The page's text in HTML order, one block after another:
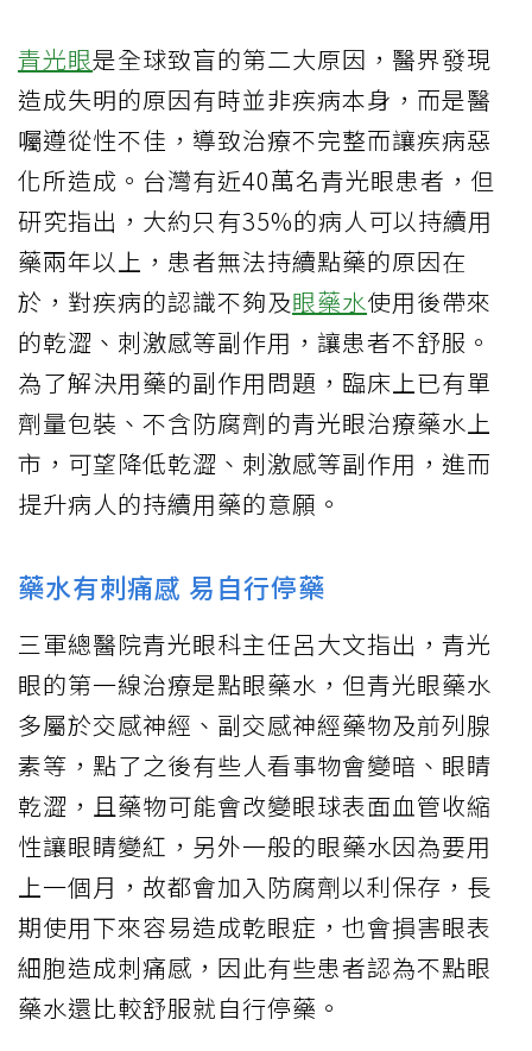
青光眼是全球致盲的第二大原因，醫界發現
造成失明的原因有時並非疾病本身，而是醫
囑遵從性不佳，導致治療不完整而讓疾病惡
化所造成。台灣有近40萬名青光眼患者，但
研究指出，大約只有35%的病人可以持續用
藥兩年以上，患者無法持續點藥的原因在
於，對疾病的認識不夠及眼藥水使用後帶來
的乾澀、刺激感等副作用，讓患者不舒服。
為了解決用藥的副作用問題，臨床上已有單
劑量包裝、不含防腐劑的青光眼治療藥水上
市，可望降低乾澀、刺激感等副作用，進而
提升病人的持續用藥的意願。
藥水有刺痛感 易自行停藥
三軍總醫院青光眼科主任呂大文指出，青光
眼的第一線治療是點眼藥水，但青光眼藥水
多屬於交感神經、副交感神經藥物及前列腺
素等，點了之後有些人看事物會變暗、眼睛
乾澀，且藥物可能會改變眼球表面血管收縮
性讓眼睛變紅，另外一般的眼藥水因為要用
上一個月，故都會加入防腐劑以利保存，長
期使用下來容易造成乾眼症，也會損害眼表
細胞造成刺痛感，因此有些患者認為不點眼
藥水還比較舒服就自行停藥。